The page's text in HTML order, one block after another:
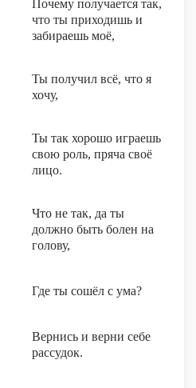
Почему получается так,
что ты приходишь и
забираешь моё,
Ты получил всё, что я
хочу,
Ты так хорошо играешь
свою роль, пряча своё
лицо.
Что не так, да ты
должно быть болен на
голову,
Где ты сошёл с ума?
Вернись и верни себе
рассудок.